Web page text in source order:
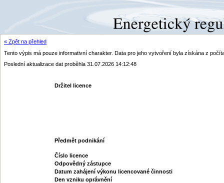
« Zpět na přehled
Tento výpis má pouze informativní charakter. Data pro jeho vytvoření byla získána z
Poslední aktualizace dat proběhla 31.07.2026 14:12:48
Držitel licence
Předmět podnikání
Číslo licence
Odpovědný zástupce
Datum zahájení výkonu licencované činnosti
Den vzniku oprávnění